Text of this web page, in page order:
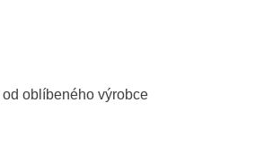
od oblíbeného výrobce